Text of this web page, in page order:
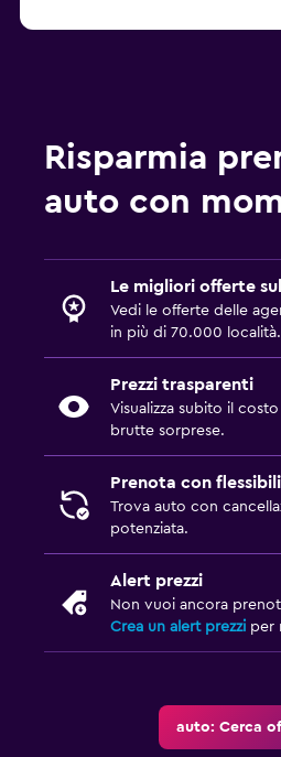
Risparmia
auto con
Le migliori offerte
Vedi le offerte delle
in più di 70.000 località.
Prezzi trasparenti
Visualizza subito il
brutte sorprese.
Prenota con
Trova auto con
potenziata.
Alert prezzi
Non vuoi ancora
Crea un alert prezzi per
auto: Cerca